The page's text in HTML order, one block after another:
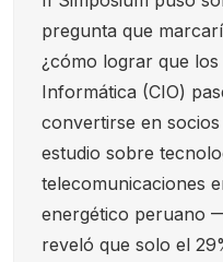
pregunta que
¿cómo lograr que
Informática (CIO)
convertirse en
estudio sobre
telecomunicaciones
energético peruano
reveló que solo el